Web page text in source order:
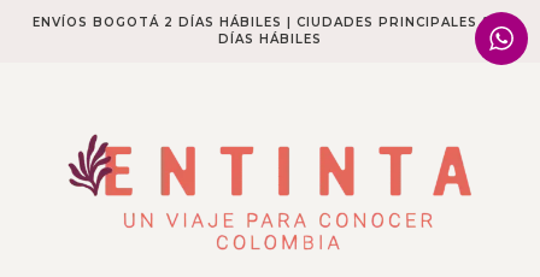
ENVÍOS BOGOTÁ 2 DÍAS HÁBILES | CIUDADES PRINCIPALES 2-4
DÍAS HÁBILES​